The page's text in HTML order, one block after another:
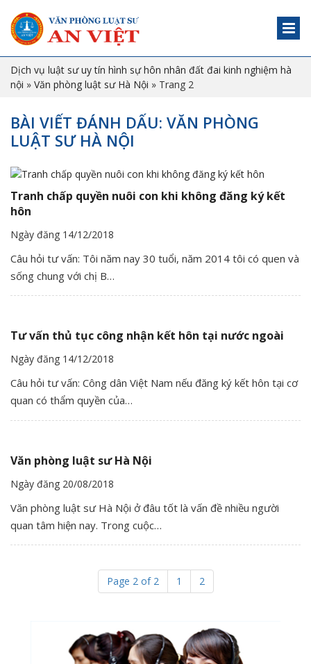
Dịch vụ luật sư uy tín hình sự hôn nhân đất đai kinh nghiệm hà
nội » Văn phòng luật sư Hà Nội » Trang 2
BÀI VIẾT ĐÁNH DẤU: VĂN PHÒNG
LUẬT SƯ HÀ NỘI
Tranh chấp quyền nuôi con khi không đăng ký kết
hôn
Ngày đăng 14/12/2018
Câu hỏi tư vấn: Tôi năm nay 30 tuổi, năm 2014 tôi có quen và
sống chung với chị B…
Tư vấn thủ tục công nhận kết hôn tại nước ngoài
Ngày đăng 14/12/2018
Câu hỏi tư vấn: Công dân Việt Nam nếu đăng ký kết hôn tại cơ
quan có thẩm quyền của…
Văn phòng luật sư Hà Nội
Ngày đăng 20/08/2018
Văn phòng luật sư Hà Nội ở đâu tốt là vấn đề nhiều người
quan tâm hiện nay. Trong cuộc…
Page 2 of 2 1 2